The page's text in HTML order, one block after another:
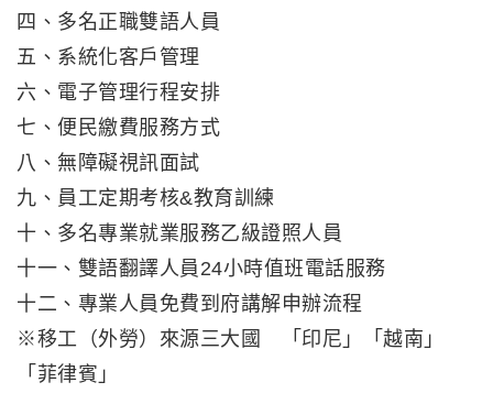
四、多名正職雙語人員
五、系統化客戶管理
六、電子管理行程安排
七、便民繳費服務方式
八、無障礙視訊面試
九、員工定期考核&教育訓練
十、多名專業就業服務乙級證照人員
十一、雙語翻譯人員24小時值班電話服務
十二、專業人員免費到府講解申辦流程
※移工（外勞）來源三大國 「印尼」「越南」
「菲律賓」